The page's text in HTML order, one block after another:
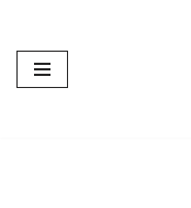
Перейти
к